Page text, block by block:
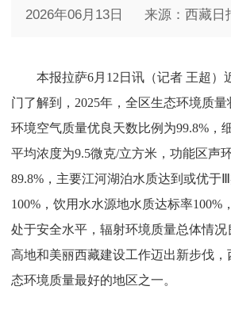
2026年06月13日 来源：西藏日
本报拉萨6月12日讯（记者 王超）
门了解到，2025年，全区生态环境质量
环境空气质量优良天数比例为99.8%，
平均浓度为9.5微克/立方米，功能区声
89.8%，主要江河湖泊水质达到或优于
100%，饮用水水源地水质达标率100%
处于安全水平，辐射环境质量总体情况
高地和美丽西藏建设工作迈出新步伐
态环境质量最好的地区之一。